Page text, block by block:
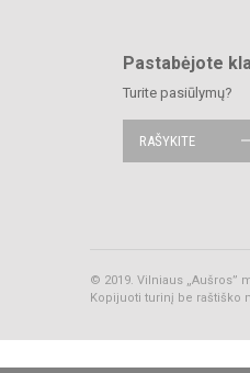
Pastabėjote
Turite pasiūlymų?
RAŠYKITE
© 2019. Vilniaus „Aušros”
Kopijuoti turinį be raštiško